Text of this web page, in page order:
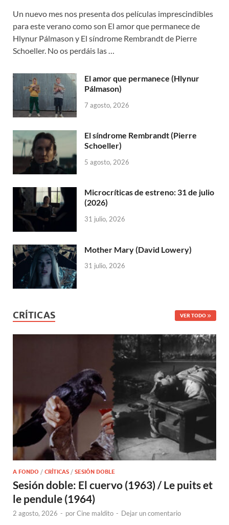
Un nuevo mes nos presenta dos películas imprescindibles
para este verano como son El amor que permanece de
Hlynur Pálmason y El síndrome Rembrandt de Pierre
Schoeller. No os perdáis las …
El amor que permanece (Hlynur
Pálmason)
7 agosto, 2026
El síndrome Rembrandt (Pierre
Schoeller)
5 agosto, 2026
Microcríticas de estreno: 31 de julio
(2026)
31 julio, 2026
Mother Mary (David Lowery)
31 julio, 2026
CRÍTICAS VER TODO
A FONDO / CRÍTICAS / SESIÓN DOBLE
Sesión doble: El cuervo (1963) / Le puits et
le pendule (1964)
2 agosto, 2026 - porCine maldito - Dejar un comentario